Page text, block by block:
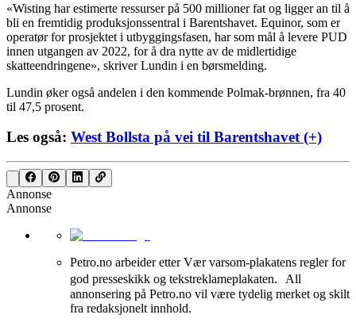
«Wisting har estimerte ressurser på 500 millioner fat og ligger an til å
bli en fremtidig produksjonssentral i Barentshavet. Equinor, som er
operatør for prosjektet i utbyggingsfasen, har som mål å levere PUD
innen utgangen av 2022, for å dra nytte av de midlertidige
skatteendringene», skriver Lundin i en børsmelding.
Lundin øker også andelen i den kommende Polmak-brønnen, fra 40
til 47,5 prosent.
Les også: West Bollsta på vei til Barentshavet (+)
Annonse
Annonse
Petro.no arbeider etter Vær varsom-plakatens regler for
god presseskikk og tekstreklameplakaten. All
annonsering på Petro.no vil være tydelig merket og skilt
fra redaksjonelt innhold.